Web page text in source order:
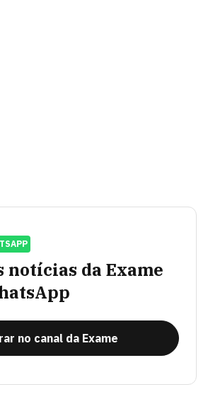
notícias da Exame
no canal da Exame